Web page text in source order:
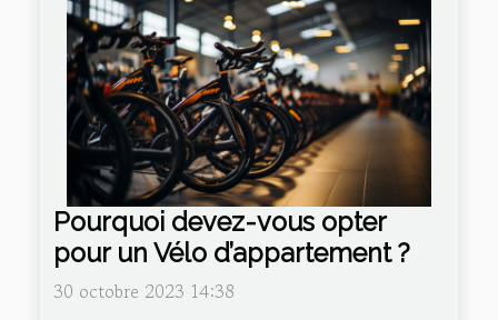
Pourquoi devez-vous opter
pour un Vélo d’appartement ?
30 octobre 2023 14:38